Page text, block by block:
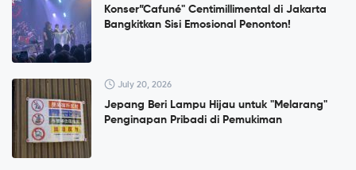
Konser”Cafuné" Centimillimental di Jakarta
Bangkitkan Sisi Emosional Penonton!
July 20, 2026
Jepang Beri Lampu Hijau untuk "Melarang"
Penginapan Pribadi di Pemukiman